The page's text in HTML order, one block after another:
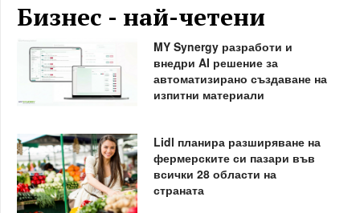
Бизнес - най-четени
MY Synergy разработи и
внедри AI решение за
автоматизирано създаване на
изпитни материали
Lidl планира разширяване на
фермерските си пазари във
всички 28 области на
страната